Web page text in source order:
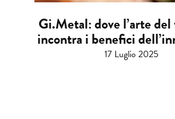
Gi.Metal: dove l’arte del
incontra i benefici
17 Luglio 2025